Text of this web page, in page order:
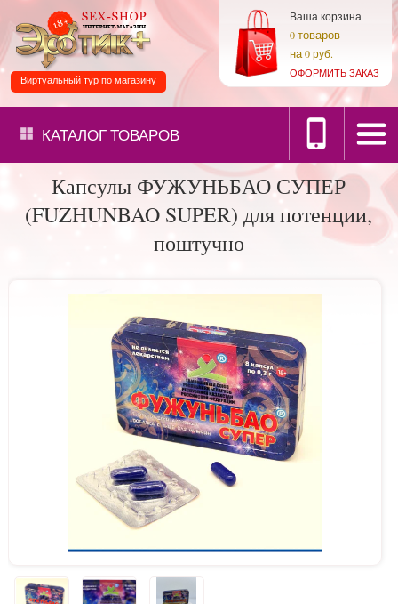
Ваша корзина
0товаров
на0 руб.
ОФОРМИТЬ ЗАКАЗ
Виртуальный тур по магазину
КАТАЛОГТОВАРОВ
Капсулы ФУЖУНЬБАО СУПЕР
(FUZHUNBAO SUPER) для потенции,
поштучно